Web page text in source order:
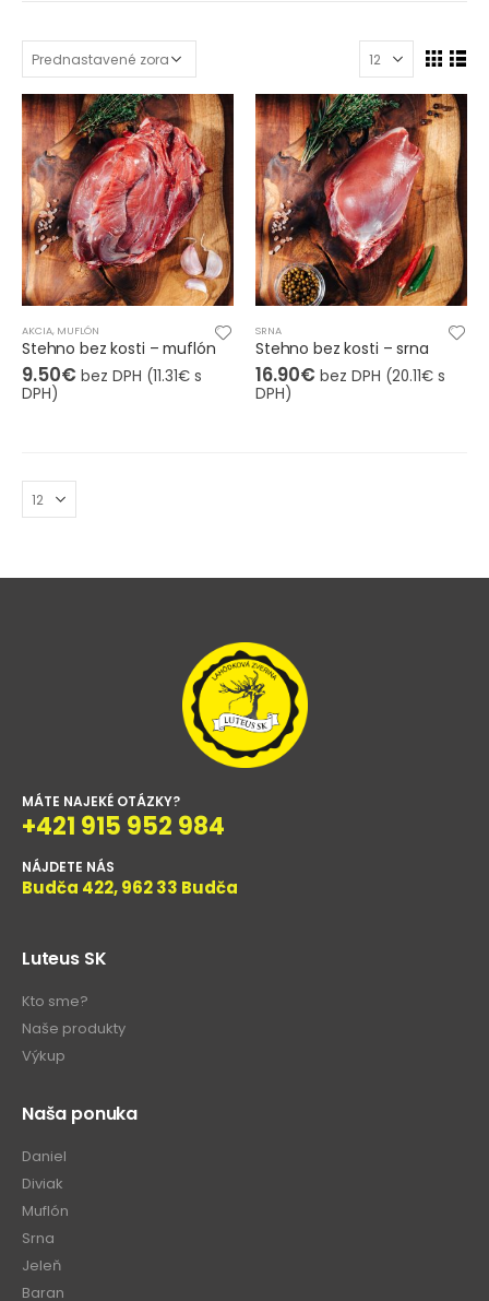
AKCIA, MUFLÓN
Stehno bez kosti – muflón
9.50€ bez DPH (11.31€ s
DPH)
SRNA
Stehno bez kosti – srna
16.90€ bez DPH (20.11€ s
DPH)
MÁTE NAJEKÉ OTÁZKY?
+421 915 952 984
NÁJDETE NÁS
Budča 422, 962 33 Budča
Luteus SK
Kto sme?
Naše produkty
Výkup
Naša ponuka
Daniel
Diviak
Muflón
Srna
Jeleň
Baran